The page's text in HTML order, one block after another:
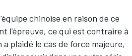
chinoise en raison de ce
l'épreuve, ce qui est contraire à
plaidé le cas de force majeure,